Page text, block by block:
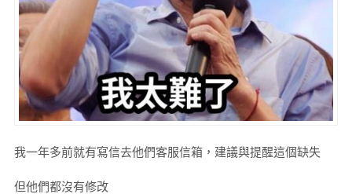
我一年多前就有寫信去他們客服信箱，建議與提醒這個缺失
但他們都沒有修改